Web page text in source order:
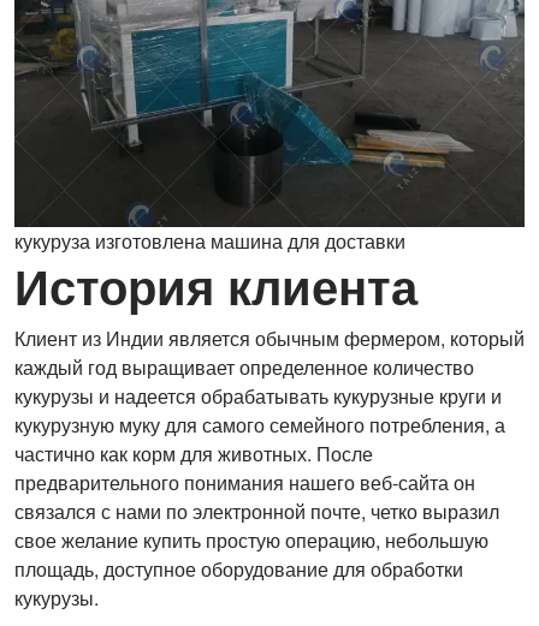
кукуруза изготовлена ​​машина для доставки
История клиента
Клиент из Индии является обычным фермером, который
каждый год выращивает определенное количество
кукурузы и надеется обрабатывать кукурузные круги и
кукурузную муку для самого семейного потребления, а
частично как корм для животных. После
предварительного понимания нашего веб-сайта он
связался с нами по электронной почте, четко выразил
свое желание купить простую операцию, небольшую
площадь, доступное оборудование для обработки
кукурузы.